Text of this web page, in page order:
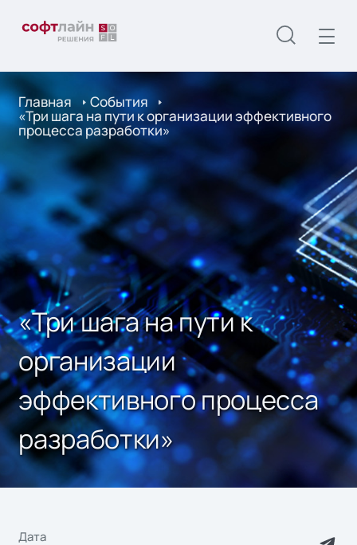
Главная События
«Три шага на пути к организации эффективного
процесса разработки»
«Три шага на пути к
организации
эффективного процесса
разработки»
Дата